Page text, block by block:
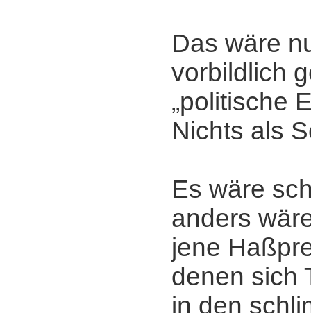
Das wäre
vorbildlich
„politische
Nichts als
Es wäre
anders
jene
denen sich
in den